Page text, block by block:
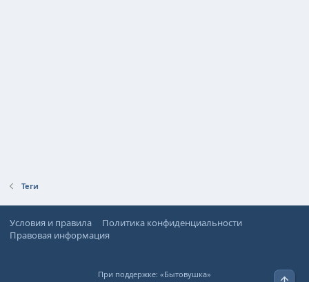
Теги
Условия и правила
Политика конфиденциальности
Правовая информация
При поддержке: «Бытовушка»